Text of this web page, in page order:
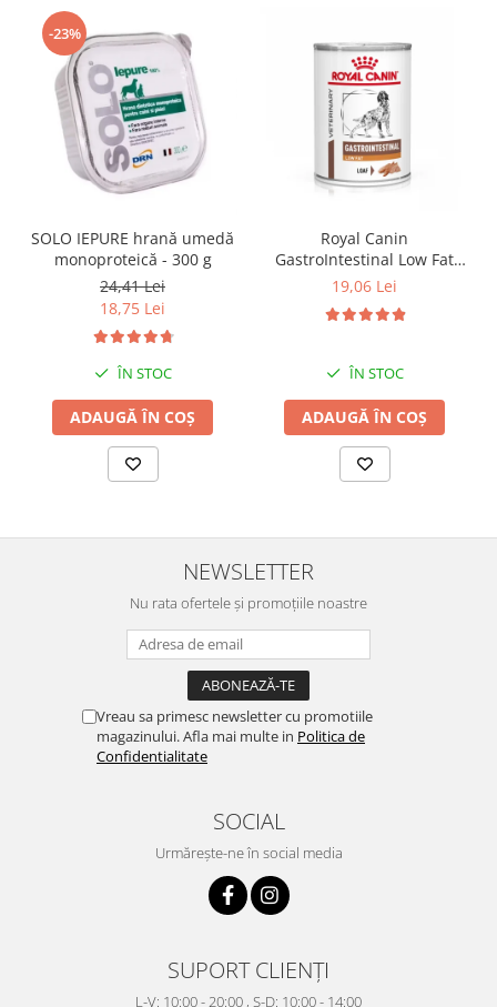
-23%
SOLO IEPURE hrană umedă
monoproteică - 300 g
24,41 Lei
18,75 Lei
ÎN STOC
ADAUGĂ ÎN COȘ
Royal Canin
GastroIntestinal Low Fat
Dog– 420 g
19,06 Lei
ÎN STOC
ADAUGĂ ÎN COȘ
NEWSLETTER
Nu rata ofertele și promoțiile noastre
Vreau sa primesc newsletter cu promotiile
magazinului. Afla mai multe in Politica de
Confidentialitate
SOCIAL
Urmărește-ne în social media
SUPORT CLIENȚI
L-V: 10:00 - 20:00 , S-D: 10:00 - 14:00